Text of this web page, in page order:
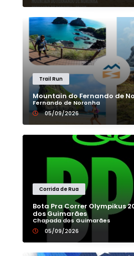
Trail Run
Mountain do Fernando de
Fernando de Noronha
05/09/2026
Corrida de Rua
Bota Pra Correr Olympikus
dos Guimarães
Chapada dos Guimarães
05/09/2026